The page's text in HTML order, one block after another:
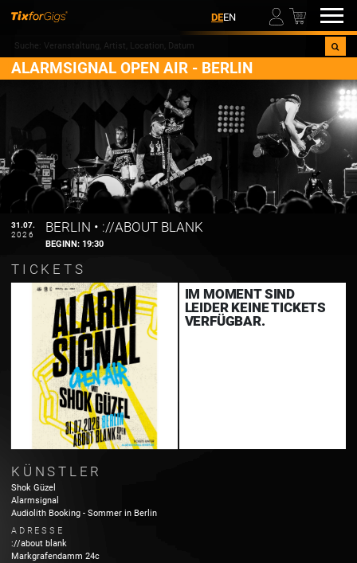
DEEN 00
ALARMSIGNAL OPEN AIR - BERLIN
31.07.
2026
BERLIN • ://ABOUT BLANK
BEGINN:19:30
TICKETS
IM MOMENT SIND
LEIDER KEINE TICKETS
VERFÜGBAR.
KÜNSTLER
Shok Güzel
Alarmsignal
Audiolith Booking - Sommer in Berlin
ADRESSE
://about blank
Markgrafendamm 24c